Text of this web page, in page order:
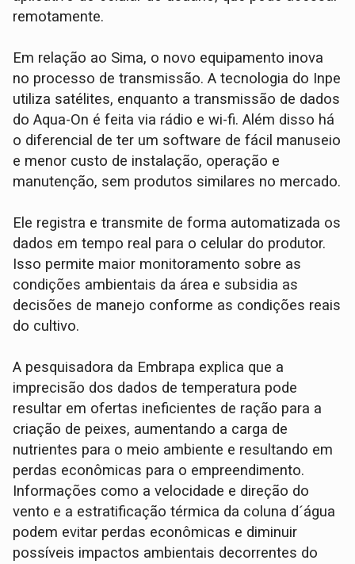
remotamente.
Em relação ao Sima, o novo equipamento inova
no processo de transmissão. A tecnologia do Inpe
utiliza satélites, enquanto a transmissão de dados
do Aqua-On é feita via rádio e wi-fi. Além disso há
o diferencial de ter um software de fácil manuseio
e menor custo de instalação, operação e
manutenção, sem produtos similares no mercado.
Ele registra e transmite de forma automatizada os
dados em tempo real para o celular do produtor.
Isso permite maior monitoramento sobre as
condições ambientais da área e subsidia as
decisões de manejo conforme as condições reais
do cultivo.
A pesquisadora da Embrapa explica que a
imprecisão dos dados de temperatura pode
resultar em ofertas ineficientes de ração para a
criação de peixes, aumentando a carga de
nutrientes para o meio ambiente e resultando em
perdas econômicas para o empreendimento.
Informações como a velocidade e direção do
vento e a estratificação térmica da coluna d´água
podem evitar perdas econômicas e diminuir
possíveis impactos ambientais decorrentes do